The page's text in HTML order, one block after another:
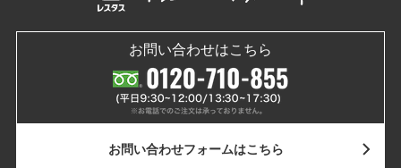
お問い合わせはこちら
お問い合わせフォームはこちら